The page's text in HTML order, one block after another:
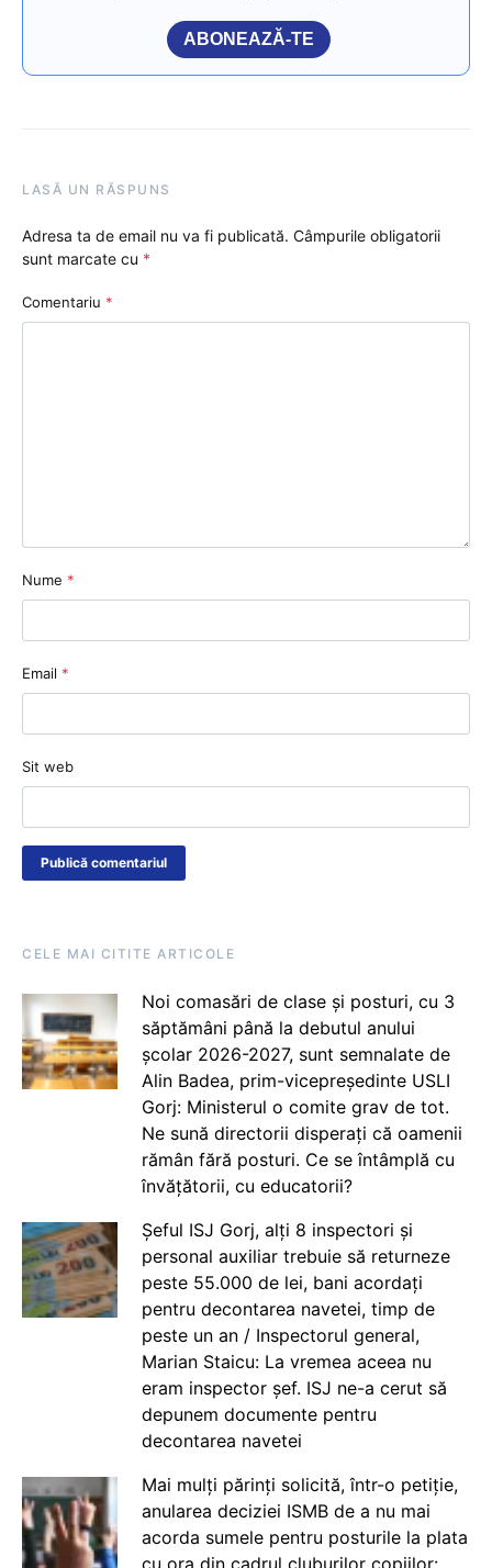
ABONEAZĂ-TE
LASĂ UN RĂSPUNS
Adresa ta de email nu va fi publicată. Câmpurile obligatorii
sunt marcate cu *
Comentariu *
Nume *
Email *
Sit web
CELE MAI CITITE ARTICOLE
Noi comasări de clase și posturi, cu 3
săptămâni până la debutul anului
școlar 2026-2027, sunt semnalate de
Alin Badea, prim-vicepreședinte USLI
Gorj: Ministerul o comite grav de tot.
Ne sună directorii disperați că oamenii
rămân fără posturi. Ce se întâmplă cu
învățătorii, cu educatorii?
Șeful ISJ Gorj, alți 8 inspectori și
personal auxiliar trebuie să returneze
peste 55.000 de lei, bani acordați
pentru decontarea navetei, timp de
peste un an / Inspectorul general,
Marian Staicu: La vremea aceea nu
eram inspector șef. ISJ ne-a cerut să
depunem documente pentru
decontarea navetei
Mai mulți părinți solicită, într-o petiție,
anularea deciziei ISMB de a nu mai
acorda sumele pentru posturile la plata
cu ora din cadrul cluburilor copiilor: